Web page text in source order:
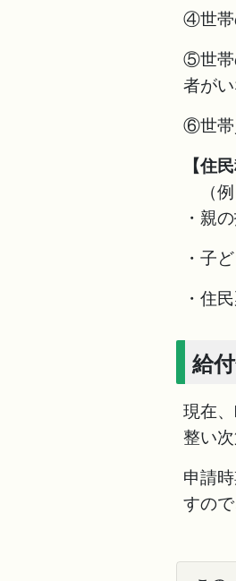
④世帯
⑤世帯
者が
⑥世帯
【住
（例
・親
・子
・住
給
現在
整い
申請
すの